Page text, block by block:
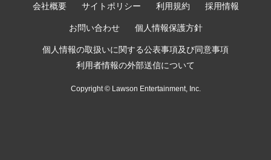
会社概要 サイトポリシー 利用規約 採用情報
お問い合わせ 個人情報保護方針
個人情報の取扱いに関する公表事項及び同意事項
利用者情報の外部送信について
Copyright © Lawson Entertainment, Inc.